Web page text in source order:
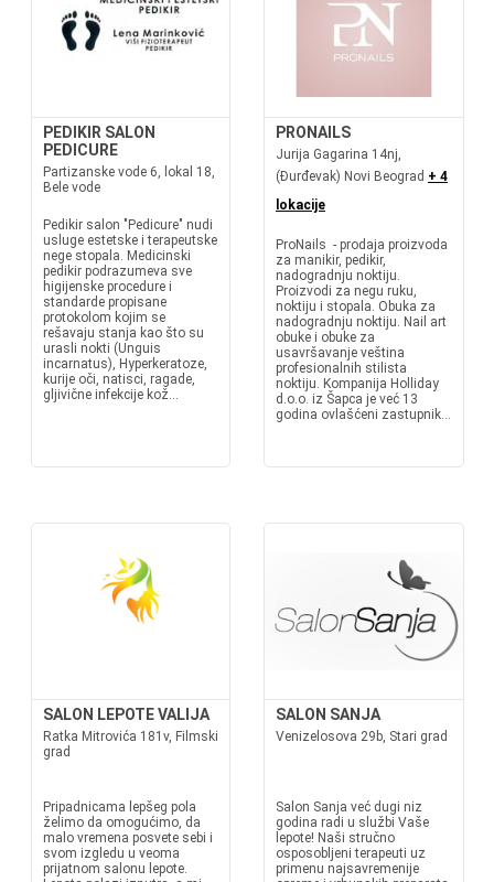
PEDIKIR SALON
PEDICURE
Partizanske vode 6, lokal 18,
Bele vode
Pedikir salon "Pedicure" nudi
usluge estetske i terapeutske
nege stopala. Medicinski
pedikir podrazumeva sve
higijenske procedure i
standarde propisane
protokolom kojim se
rešavaju stanja kao što su
urasli nokti (Unguis
incarnatus), Hyperkeratoze,
kurije oči, natisci, ragade,
gljivične infekcije kož...
PRONAILS
Jurija Gagarina 14nj,
(Đurđevak) Novi Beograd + 4
lokacije
ProNails - prodaja proizvoda
za manikir, pedikir,
nadogradnju noktiju.
Proizvodi za negu ruku,
noktiju i stopala. Obuka za
nadogradnju noktiju. Nail art
obuke i obuke za
usavršavanje veština
profesionalnih stilista
noktiju. Kompanija Holliday
d.o.o. iz Šapca je već 13
godina ovlašćeni zastupnik...
SALON LEPOTE VALIJA
Ratka Mitrovića 181v, Filmski
grad
Pripadnicama lepšeg pola
želimo da omogućimo, da
malo vremena posvete sebi i
svom izgledu u veoma
prijatnom salonu lepote.
SALON SANJA
Venizelosova 29b, Stari grad
Salon Sanja već dugi niz
godina radi u službi Vaše
lepote! Naši stručno
osposobljeni terapeuti uz
primenu najsavremenije